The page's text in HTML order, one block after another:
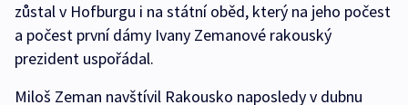
zůstal v Hofburgu i na státní oběd, který na jeho počest
a počest první dámy Ivany Zemanové rakouský
prezident uspořádal.
Miloš Zeman navštívil Rakousko naposledy v dubnu